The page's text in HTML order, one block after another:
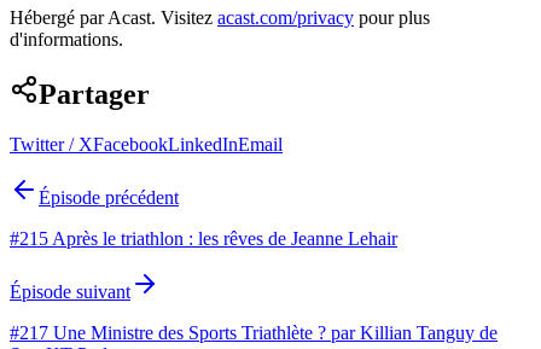
Hébergé par Acast. Visitez acast.com/privacy pour plus
d'informations.
Partager
Twitter / XFacebookLinkedInEmail
Épisode précédent
#215 Après le triathlon : les rêves de Jeanne Lehair
Épisode suivant
#217 Une Ministre des Sports Triathlète ? par Killian Tanguy de